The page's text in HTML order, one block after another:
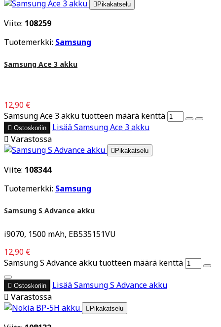
 Pikakatselu
Viite: 108259
Tuotemerkki: Samsung
Samsung Ace 3 akku
12,90 €
Samsung Ace 3 akku tuotteen määrä kenttä
 Ostoskoriin LisääSamsung Ace 3 akku
 Varastossa
 Pikakatselu
Viite: 108344
Tuotemerkki: Samsung
Samsung S Advance akku
i9070, 1500 mAh, EB535151VU
12,90 €
Samsung S Advance akku tuotteen määrä kenttä
 Ostoskoriin LisääSamsung S Advance akku
 Varastossa
 Pikakatselu